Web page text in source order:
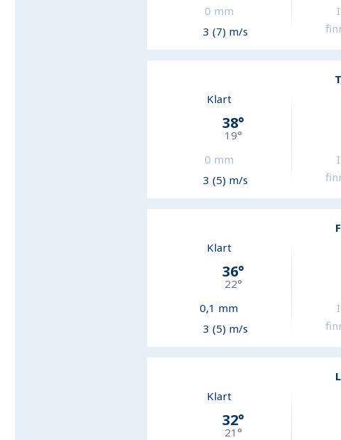
0 mm
3 (7) m/s
Klart
38°
19°
0 mm
3 (5) m/s
Klart
36°
22°
0,1 mm
3 (5) m/s
Klart
32°
21 °